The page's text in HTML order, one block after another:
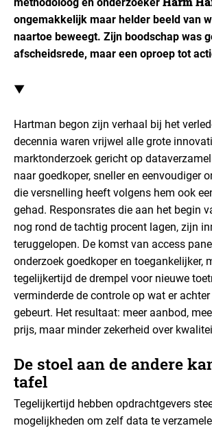
ongemakkelijk maar helder beeld van
naartoe beweegt. Zijn boodschap was
afscheidsrede, maar een oproep tot
▼
Hartman begon zijn verhaal bij het
decennia waren vrijwel alle grote
marktonderzoek gericht op
naar goedkoper, sneller en eenvoudiger
die versnelling heeft volgens hem ook
gehad. Responsrates die aan het begin
nog rond de tachtig procent lagen, zijn
teruggelopen. De komst van access
onderzoek goedkoper en toegankelijker,
tegelijkertijd de drempel voor nieuwe
verminderde de controle op wat er
gebeurt. Het resultaat: meer aanbod,
prijs, maar minder zekerheid over
De stoel aan de andere
tafel
Tegelijkertijd hebben opdrachtgevers
mogelijkheden om zelf data te